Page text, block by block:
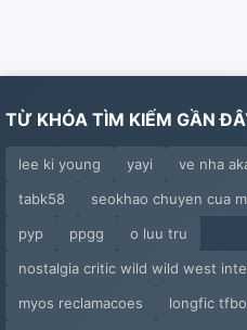
TỪ KHÓA TÌM KIẾM GẦN
lee ki young yayi ve nha
tabk58
seokhao chuyen cua
pyp
ppgg
o luu tru
nostalgia critic wild wild west
myos reclamacoes
longfic